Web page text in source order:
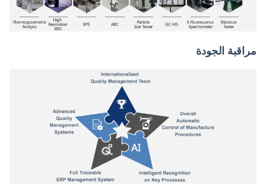
مراقبة الجودة